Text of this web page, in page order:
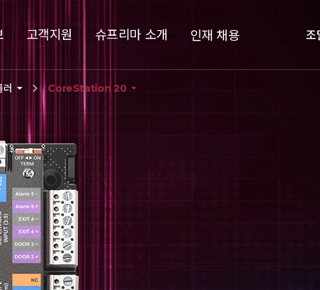
고객지원 슈프리마 소개 인재 채용 조
러 CoreStation 20